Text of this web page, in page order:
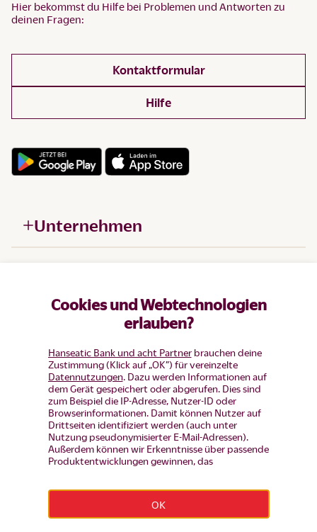
Cookies und Webtechnologien
erlauben?
Hanseatic Bank und acht Partnerbrauchen deine
Zustimmung (Klick auf „OK”) für vereinzelte
Datennutzungen. Dazu werden Informationen auf
dem Gerät gespeichert oder abgerufen. Dies sind
zum Beispiel die IP-Adresse, Nutzer-ID oder
Browserinformationen. Damit können Nutzer auf
Drittseiten identifiziert werden (auch unter
Nutzung pseudonymisierter E-Mail-Adressen).
Außerdem können wir Erkenntnisse über passende
Produktentwicklungen gewinnen, das
und Werbung wiederansprechen, die noch keinen
Produkt-Antrag gestellt haben, aber auch Nutzer,
OK
Hier bekommst du Hilfe bei Problemen und Antworten zu
deinen Fragen:
Kontaktformular
Hilfe
Unternehmen
Produkte
|Datenschutz-Einstellungen